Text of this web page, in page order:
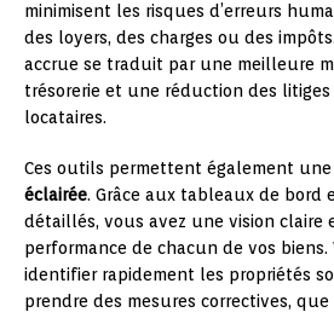
minimisent les risques d’erreurs
des loyers, des charges ou des
accrue se traduit par une meilleure
trésorerie et une réduction des
locataires.
Ces outils permettent également une
éclairée. Grâce aux tableaux de bord
détaillés, vous avez une vision claire
performance de chacun de vos biens.
identifier rapidement les propriétés
prendre des mesures correctives,